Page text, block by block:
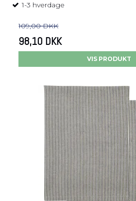
1-3 hverdage
109,00 DKK
98,10 DKK
VIS PRODUKT